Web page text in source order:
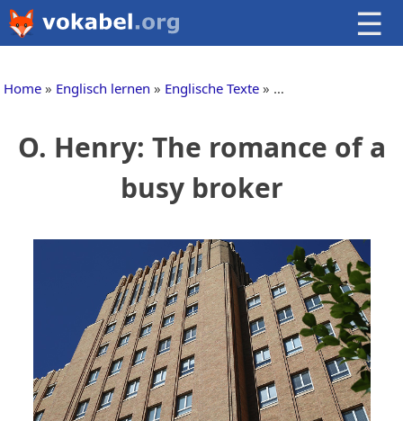
☰
Home Englisch lernen Englische Texte Englische
O. Henry: The romance of a
busy broker